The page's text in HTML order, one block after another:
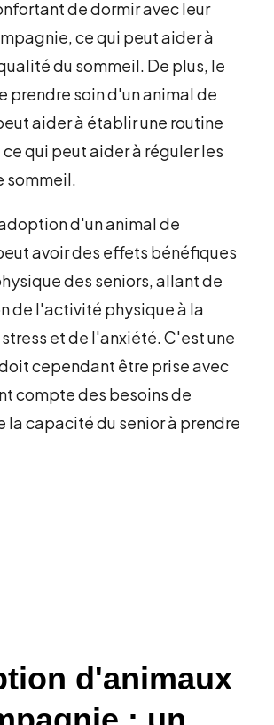
de dormir avec leur
ce qui peut aider à
du sommeil. De plus, le
prendre soin d'un animal de
aider à établir une routine
qui peut aider à réguler les
sommeil.
d'un animal de
avoir des effets bénéfiques
des seniors, allant de
de l'activité physique à la
et de l'anxiété. C'est une
cependant être prise avec
compte des besoins de
la capacité du senior à prendre
d'animaux